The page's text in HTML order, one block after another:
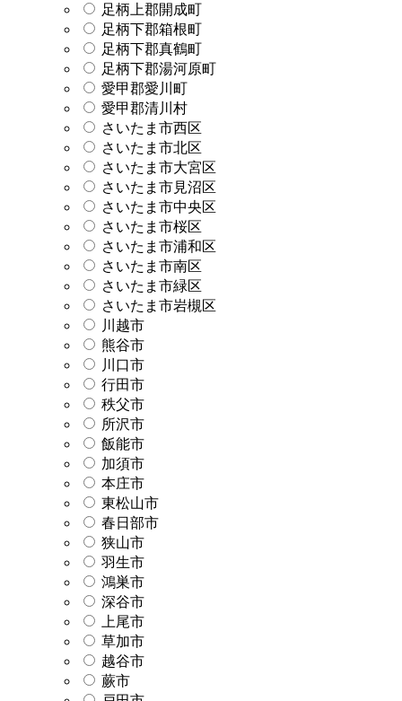
足柄上郡開成町
足柄下郡箱根町
足柄下郡真鶴町
足柄下郡湯河原町
愛甲郡愛川町
愛甲郡清川村
さいたま市西区
さいたま市北区
さいたま市大宮区
さいたま市見沼区
さいたま市中央区
さいたま市桜区
さいたま市浦和区
さいたま市南区
さいたま市緑区
さいたま市岩槻区
川越市
熊谷市
川口市
行田市
秩父市
所沢市
飯能市
加須市
本庄市
東松山市
春日部市
狭山市
羽生市
鴻巣市
深谷市
上尾市
草加市
越谷市
蕨市